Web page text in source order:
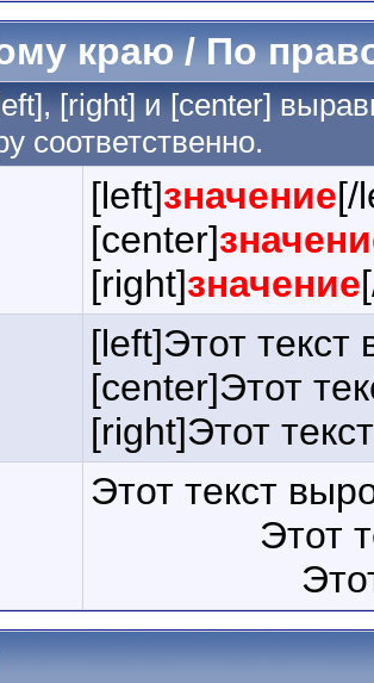
краю / По
[right] и [center]
соответственно.
[left]значение[/
[center]
[right]значение
[left]Этот
[center]Этот
[right]Этот
Этот текст
Этот